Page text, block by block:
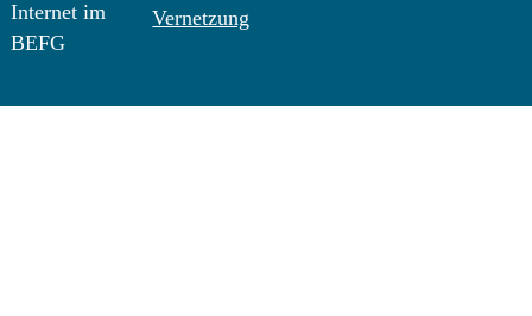
Internet im
BEFG
Vernetzung